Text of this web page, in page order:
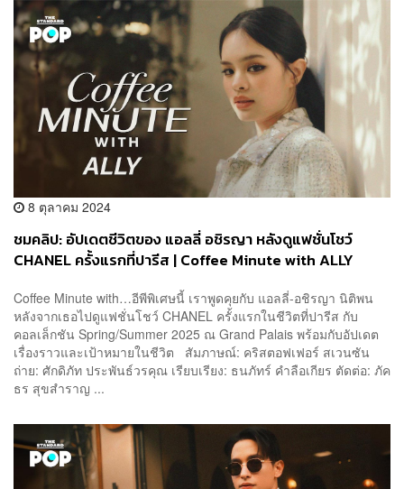
8 ตุลาคม 2024
ชมคลิป: อัปเดตชีวิตของ แอลลี่ อชิรญา หลังดูแฟชั่นโชว์
CHANEL ครั้งแรกที่ปารีส | Coffee Minute with ALLY
Coffee Minute with…อีพีพิเศษนี้ เราพูดคุยกับ แอลลี่-อชิรญา นิติพน
หลังจากเธอไปดูแฟชั่นโชว์ CHANEL ครั้งแรกในชีวิตที่ปารีส กับ
คอลเล็กชัน Spring/Summer 2025 ณ Grand Palais พร้อมกับอัปเดต
เรื่องราวและเป้าหมายในชีวิต สัมภาษณ์: คริสตอฟเฟอร์ สเวนซัน
ถ่าย: ศักดิภัท ประพันธ์วรคุณ เรียบเรียง: ธนภัทร์ คำลือเกียร ตัดต่อ: ภัค
ธร สุขสำราญ ...